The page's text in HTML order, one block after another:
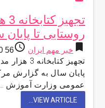
روستایی تا
bookmark خبر مهم ایران access_time
56 years ago
تجهیز
پایان سال به گزارش
عمومی وزارت آموزش
VIEW ARTICLE...